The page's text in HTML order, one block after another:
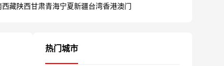
西藏陕西甘肃青海宁夏新疆台湾香港澳门
热门城市